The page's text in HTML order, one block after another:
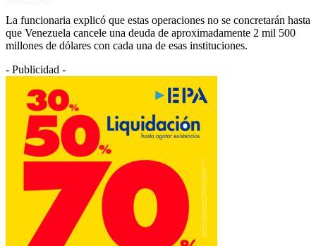
La funcionaria explicó que estas operaciones no se concretarán hasta
que Venezuela cancele una deuda de aproximadamente 2 mil 500
millones de dólares con cada una de esas instituciones.
- Publicidad -